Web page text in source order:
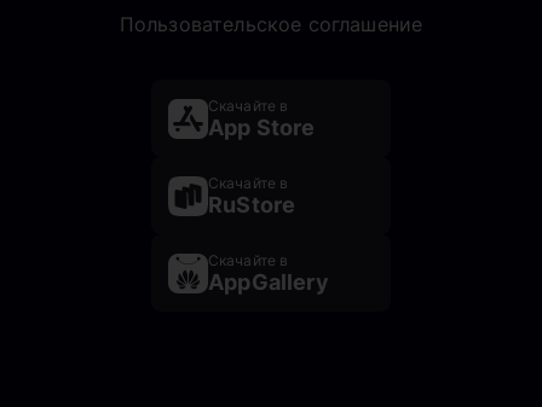
Пользовательское соглашение
Скачайте в
App Store
Скачайте в
RuStore
Скачайте в
AppGallery